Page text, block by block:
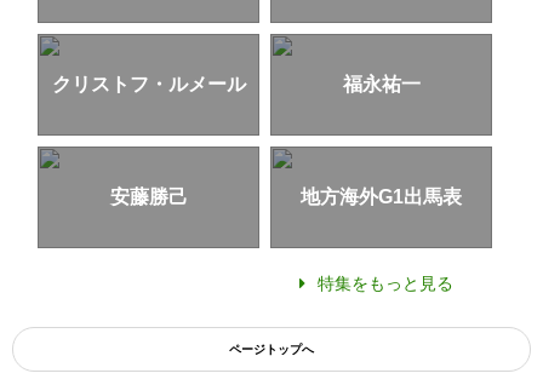
クリストフ・ルメール 福永祐一
安藤勝己 地方海外G1出馬表
特集をもっと見る
ページトップへ